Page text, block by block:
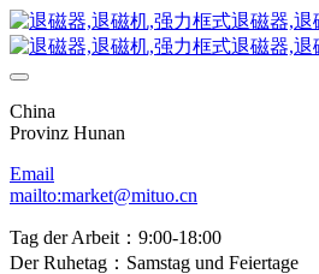
China
Provinz Hunan
Email
mailto:market@mituo.cn
Tag der Arbeit：9:00-18:00
Der Ruhetag：Samstag und Feiertage